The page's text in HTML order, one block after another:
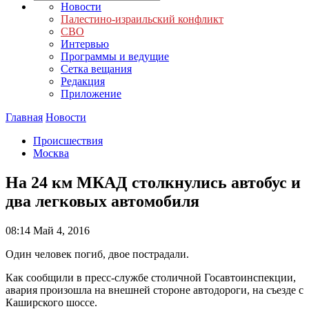
Новости
Палестино-израильский конфликт
СВО
Интервью
Программы и ведущие
Сетка вещания
Редакция
Приложение
Главная Новости
Происшествия
Москва
На 24 км МКАД столкнулись автобус и
два легковых автомобиля
08:14 Май 4, 2016
Один человек погиб, двое пострадали.
Как сообщили в пресс-службе столичной Госавтоинспекции,
авария произошла на внешней стороне автодороги, на съезде с
Каширского шоссе.